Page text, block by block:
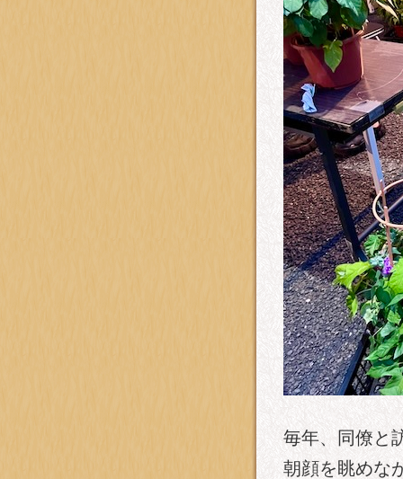
毎年、同僚と
朝顔を眺めな